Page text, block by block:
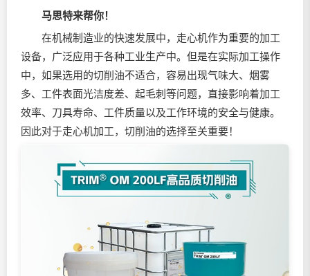
马思特来帮你！
在机械制造业的快速发展中，走心机作为重要的加工
设备，广泛应用于各种工业生产中。但是在实际加工操作
中，如果选用的切削油不适合，容易出现气味大、烟雾
多、工件表面光洁度差、起毛刺等问题，直接影响着加工
效率、刀具寿命、工件质量以及工作环境的安全与健康。
因此对于走心机加工，切削油的选择至关重要！